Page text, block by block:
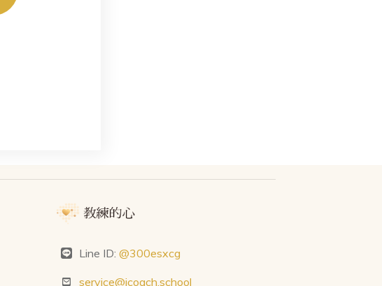
Line ID:@300esxcg
service@icoach.school